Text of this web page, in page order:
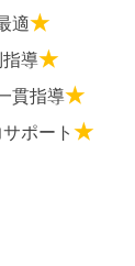
適★
導★
貫指導★
ポート ★